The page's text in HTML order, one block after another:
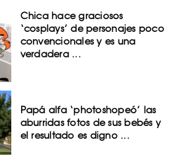
Chica hace graciosos
‘cosplays’ de personajes poco
convencionales y es una
verdadera ...
Papá alfa ‘photoshopeó’ las
aburridas fotos de sus bebés y
el resultado es digno ...